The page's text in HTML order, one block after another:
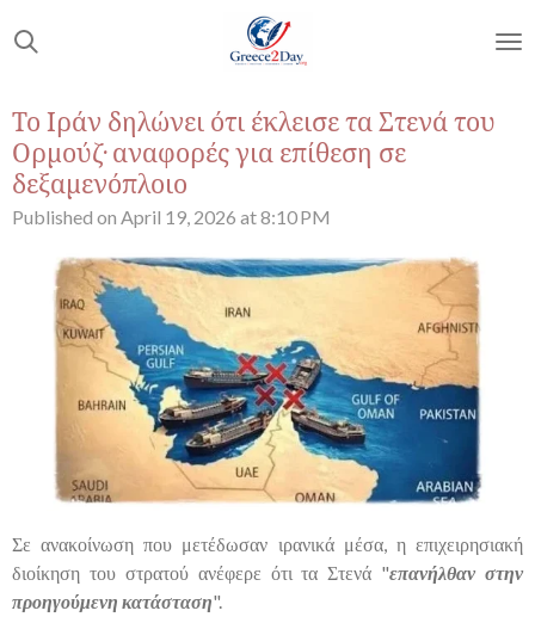
to
content
Το Ιράν δηλώνει ότι έκλεισε τα Στενά του
Ορμούζ· αναφορές για επίθεση σε
δεξαμενόπλοιο
Published on April 19, 2026 at 8:10 PM
Σε ανακοίνωση που μετέδωσαν ιρανικά μέσα, η επιχειρησιακή
διοίκηση του στρατού ανέφερε ότι τα Στενά "επανήλθαν στην
προηγούμενη κατάσταση".